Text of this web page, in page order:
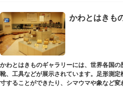
かわとはきも
かわとはきものギャラリーには、世界各国
靴、工具などが展示されています。足形測
寸することができたり、シマウマや象など変